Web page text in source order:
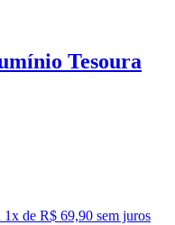
Tesoura
1x de R$ 69,90 sem juros